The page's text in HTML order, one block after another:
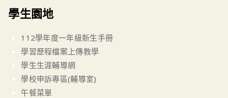
學生園地
112學年度一年級新生手冊
學習歷程檔案上傳教學
學生生涯輔導網
學校申訴專區(輔導室)
午餐菜單